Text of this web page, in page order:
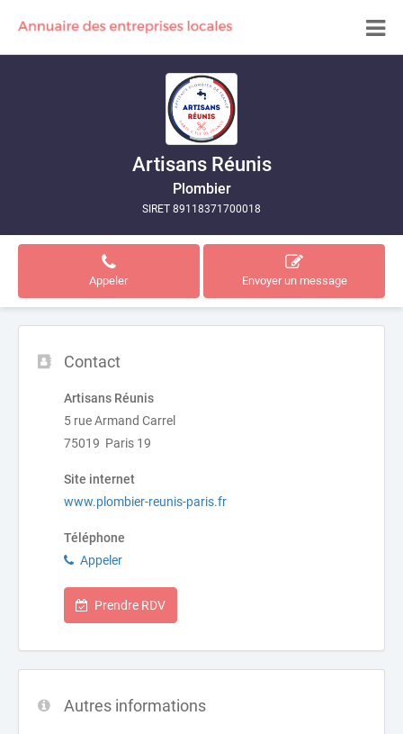
Artisans Réunis
Plombier
SIRET 89118371700018
Appeler Envoyer un message
Contact
Artisans Réunis
5 rue Armand Carrel
75019 Paris 19
Site internet
www.plombier-reunis-paris.fr
Téléphone
Appeler
Prendre RDV
Autres informations